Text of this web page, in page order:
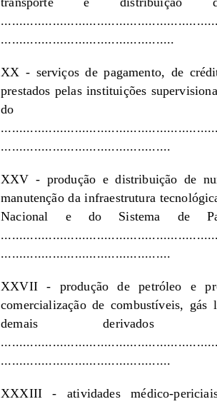
...............................................
XX - serviços de pagamento, de
prestados pelas instituições
do
..............................................
XXV - produção e distribuição de
manutenção da infraestrutura
Nacional e do Sistema de
..............................................
XXVII - produção de petróleo e
comercialização de combustíveis,
demais derivados
..............................................
XXXIII - atividades médico-